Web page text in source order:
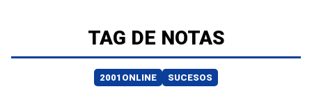
TAG DE NOTAS
2001ONLINE SUCESOS